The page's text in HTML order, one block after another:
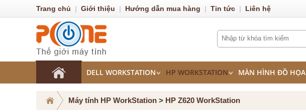
DELL WORKSTATION HP WORKSTATION MÀN HÌNH ĐỒ HỌA
Máy tính HP WorkStation > HP Z620 WorkStation
Trang chủ | Giới thiệu | Hướng dẫn mua hàng | Tin tức | Liên hệ